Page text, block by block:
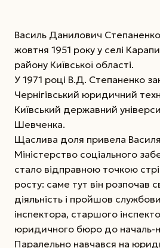
Василь Данилович
жовтня 1951 року у селі
району Київської області.
У 1971 році В.Д. Степаненко
Чернігівський юридичний
Київський державний
Шевченка.
Щаслива доля привела
Міністерство соціального
стало відправною точкою
росту: саме тут він розпочав
діяльність і пройшов
інспектора, старшого
юридичного бюро до началь-
Паралельно навчався на